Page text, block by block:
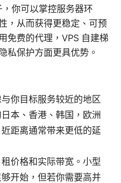
你可以掌控服务器环
，从而获得更稳定、可预
免费的代理，VPS 自建梯
私保护方面更具优势。
你目标服务较近的地区
日本、香港、韩国，欧洲
距离通常带来更低的延
价格和实际带宽。小型
开始，但若你需要高并